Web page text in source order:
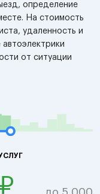
определение
На стоимость
удаленность и
от ситуации